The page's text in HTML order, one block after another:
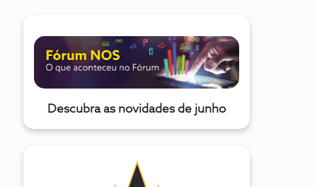
Descubra as novidades de junho